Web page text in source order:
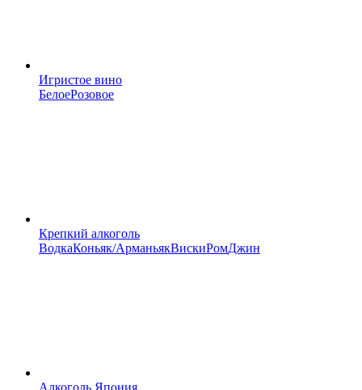
Игристое вино
БелоеРозовое
Крепкий алкоголь
ВодкаКоньяк/АрманьякВискиРомДжин
Алкоголь Япония